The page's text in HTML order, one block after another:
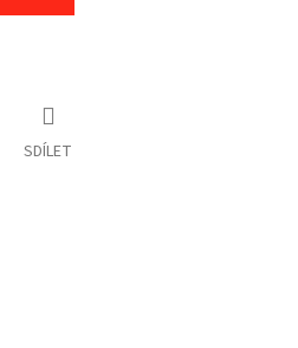
SDÍLET